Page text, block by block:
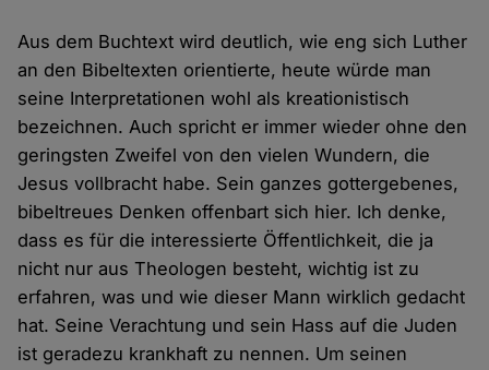
Aus dem Buchtext wird deutlich, wie eng sich Luther
an den Bibeltexten orientierte, heute würde man
seine Interpretationen wohl als kreationistisch
bezeichnen. Auch spricht er immer wieder ohne den
geringsten Zweifel von den vielen Wundern, die
Jesus vollbracht habe. Sein ganzes gottergebenes,
bibeltreues Denken offenbart sich hier. Ich denke,
dass es für die interessierte Öffentlichkeit, die ja
nicht nur aus Theologen besteht, wichtig ist zu
erfahren, was und wie dieser Mann wirklich gedacht
hat. Seine Verachtung und sein Hass auf die Juden
ist geradezu krankhaft zu nennen. Um seinen